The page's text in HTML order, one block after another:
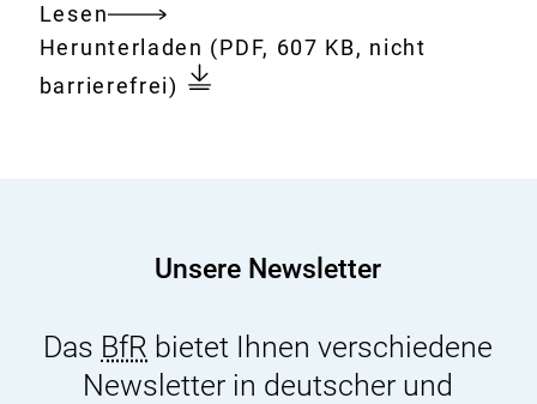
Lesen
Gesamtes
Dokument
Download:
Herunterladen 22.
Sitzung
Risikowahrnehmung
(PDF, 607 KB, nicht
barrierefrei)
Unsere Newsletter
Das BfR bietet Ihnen verschiedene
Newsletter in deutscher und